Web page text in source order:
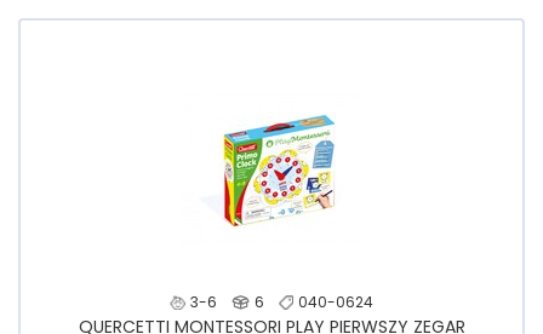
3-6 6 040-0624
QUERCETTI MONTESSORI PLAY PIERWSZY ZEGAR